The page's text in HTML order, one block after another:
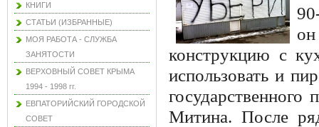
КНИГИ
СТАТЬИ (ИЗБРАННЫЕ)
МОЯ РАБОТА - СЛУЖБА
ЗАНЯТОСТИ
ВЕРХОВНЫЙ СОВЕТ КРЫМА
1994 - 1998 гг.
ЕВПАТОРИЙСКИЙ ГОРОДСКОЙ
СОВЕТ
конструкцию с
использовать и
Митина. После